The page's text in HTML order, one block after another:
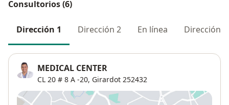
Consultorios (6)
Dirección 1 Dirección 2 En línea Dirección 3
MEDICAL CENTER
CL 20 # 8 A -20, Girardot 252432